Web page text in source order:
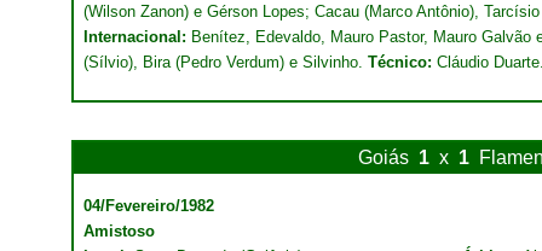
(Wilson Zanon) e Gérson Lopes; Cacau (Marco Antônio),
Internacional: Benítez, Edevaldo, Mauro Pastor, Mauro Galvão
(Sílvio), Bira (Pedro Verdum) e Silvinho. Técnico: Cláudio
Goiás 1 x 1
04/Fevereiro/1982
Amistoso